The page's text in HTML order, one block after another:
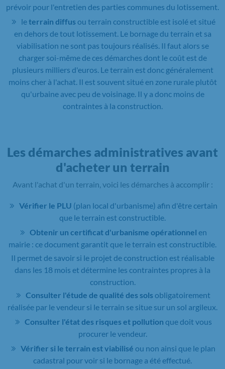
prévoir pour l'entretien des parties communes du lotissement.
leterrain diffusou terrain constructible est isolé et situé
en dehors de tout lotissement. Le bornage du terrain et sa
viabilisation ne sont pas toujours réalisés. Il faut alors se
charger soi-même de ces démarches dont le coût est de
plusieurs milliers d'euros. Le terrain est donc généralement
moins cher à l'achat. Il est souvent situé en zone rurale plutôt
qu'urbaine avec peu de voisinage. Il y a donc moins de
contraintes à la construction.
Les démarches administratives avant
d'acheter un terrain
Avant l'achat d'un terrain, voici les démarches à accomplir :
Vérifier le PLU (plan local d'urbanisme) afin d'être certain
que le terrain est constructible.
Obtenir un certificat d'urbanisme opérationnel en
mairie : ce document garantit que le terrain est constructible.
Il permet de savoir si le projet de construction est réalisable
dans les 18 mois et détermine les contraintes propres à la
construction.
Consulter l'étude de qualité des sols obligatoirement
réalisée par le vendeur si le terrain se situe sur un sol argileux.
Consulter l'état des risques et pollution que doit vous
procurer le vendeur.
Vérifier si le terrain est viabilisé ou non ainsi que le plan
cadastral pour voir si le bornage a été effectué.